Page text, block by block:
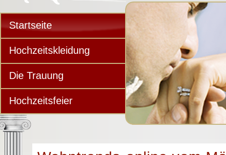
Startseite
Hochzeitskleidung
Die Trauung
Hochzeitsfeier